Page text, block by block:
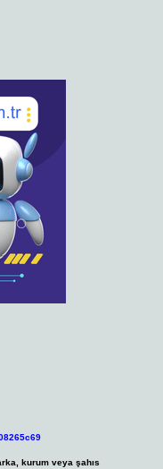
kurum veya şahıs